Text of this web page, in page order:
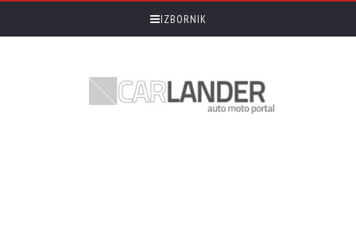
IZBORNIK